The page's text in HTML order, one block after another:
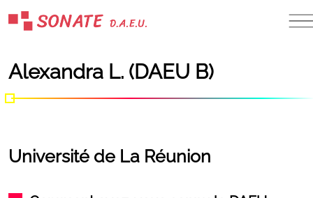
Skip
to
Alexandra L. (DAEU B)
Université de La Réunion